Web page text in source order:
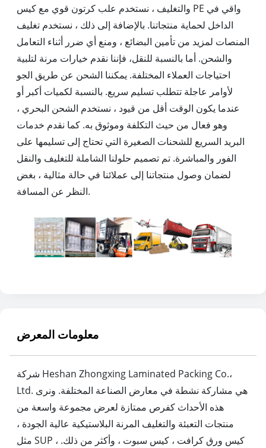
والتغليف ، نستخدم علب كرتون قوي مع كيس PE واقي في
الداخل لحماية منتجاتنا. بالإضافة إلى ذلك ، نستخدم تغليف
المنصات لمزيد من تأمين البضائع ، ومنع أي ضرر أثناء التعامل
والشحن. أما بالنسبة للنقل، فإننا نقدم خيارات مرنة لتلبية
احتياجات العملاء المختلفة. يمكننا الشحن عن طريق الجو
لأوامر عاجلة تتطلب تسليم سريع. بالنسبة لكميات أكبر أو
عندما يكون الوقت أقل من قيود ، نستخدم الشحن البحري ،
وهو فعال من حيث التكلفة وموثوق به. كما نقدم خدمات
البريد السريع للشحنات الصغيرة التي تحتاج إلى تسليمها على
الفور والمباشرة. تم تصميم حلولنا الشاملة للتغليف والنقل
لضمان وصول منتجاتنا إلى عملائنا في حالة مثالية ، بغض
النظر عن المسافة.
معلومات المعرض
شركة Heshan Zhongxing Laminated Packing Co.،
Ltd. هي مشاركة نشطة في معارض الصناعة المختلفة. ونرى
هذه الأحداث كفرص ممتازة لعرض مجموعة واسعة من
منتجات التعبئة والتغليف المرنة البلاستيكية عالية الجودة ،
مثل SUP ، كيس ورق كرافت ، كيس سبوت ، وأكثر من ذلك.